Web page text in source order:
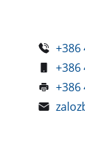
+386
+386
+386